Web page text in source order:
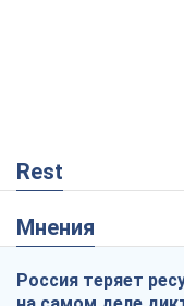
Rest
Мнения
Россия теряет